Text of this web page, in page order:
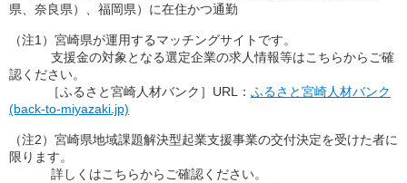
県、奈良県）、福岡県）に在住かつ通勤
（注1）宮崎県が運用するマッチングサイトです。
支援金の対象となる選定企業の求人情報等はこちらからご確
認ください。
［ふるさと宮崎人材バンク］URL： ふるさと宮崎人材バンク
(back-to-miyazaki.jp)
（注2）宮崎県地域課題解決型起業支援事業の交付決定を受けた者に
限ります。
詳しくはこちらからご確認ください。